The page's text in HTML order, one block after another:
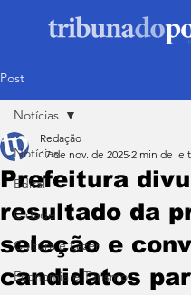
Post
Notícias
Edital
Cidade
Cultura e Lazer
Economia e Turismo
Notícias
Prefeitura
resultado da
seleção e
candidatos
Redação
17 de nov. de 2025 2 min de